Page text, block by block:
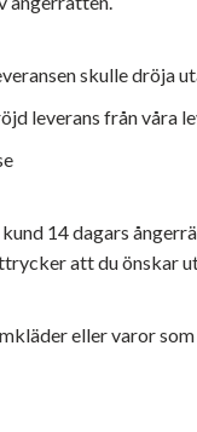
skulle dröja
leverans från våra
14 dagars
att du önskar
eller varor